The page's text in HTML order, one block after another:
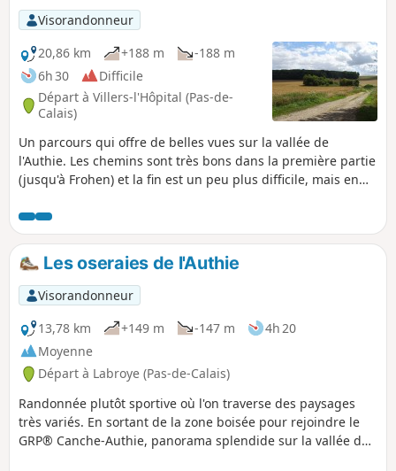
Visorandonneur
20,86 km
+188 m
-188 m
6h 30
Difficile
Départ à Villers-l'Hôpital (Pas-de-
Calais)
Un parcours qui offre de belles vues sur la vallée de
l'Authie. Les chemins sont très bons dans la première partie
(jusqu'à Frohen) et la fin est un peu plus difficile, mais en
Les oseraies de l'Authie
Visorandonneur
13,78 km
+149 m -147 m
4h 20
Moyenne
Départ à Labroye (Pas-de-Calais)
Randonnée plutôt sportive où l'on traverse des paysages
très variés. En sortant de la zone boisée pour rejoindre le
GRP® Canche-Authie, panorama splendide sur la vallée de